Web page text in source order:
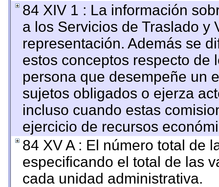
84 XIV 1 : La información
a los Servicios de Traslado y
representación. Además se
estos conceptos respecto de
persona que desempeñe un
sujetos obligados o ejerza
incluso cuando estas
ejercicio de recursos
84 XV A : El número total de
especificando el total de las
cada unidad administrativa.